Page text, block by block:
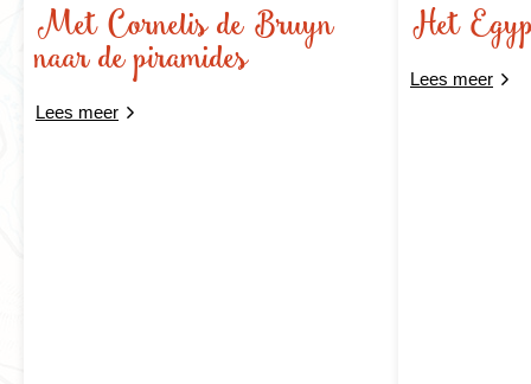
Met Cornelis de Bruyn
naar de piramides
Lees meer
Het
Lees meer